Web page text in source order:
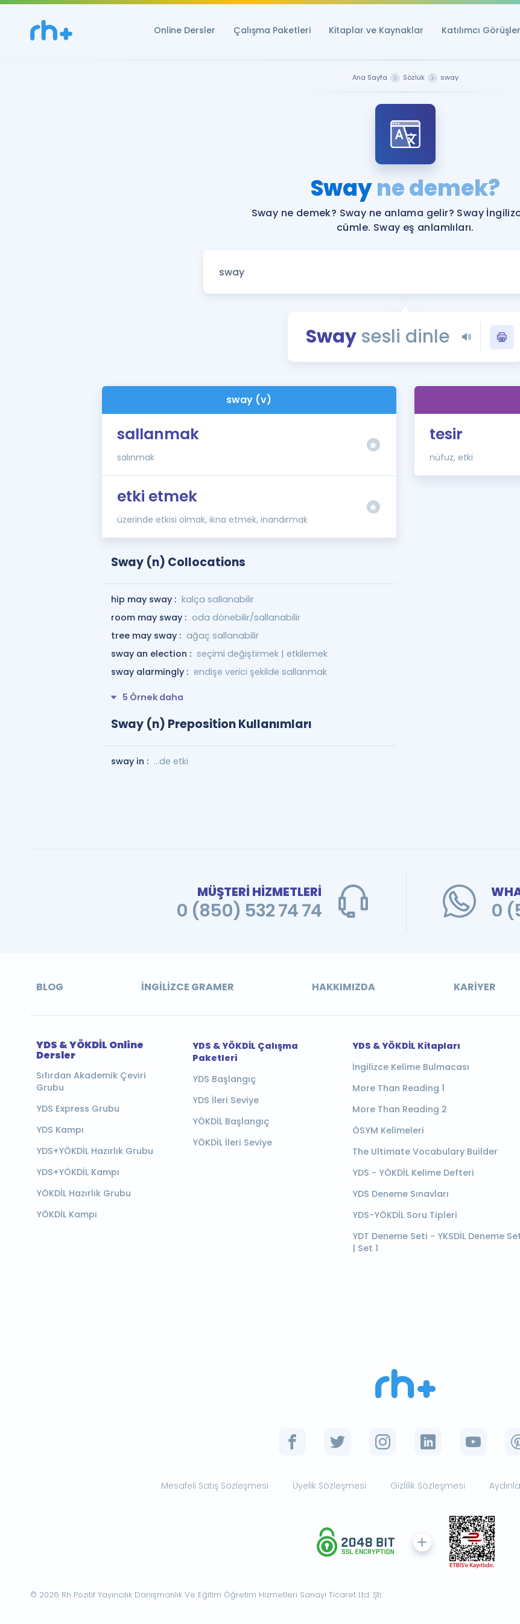
Online Dersler Çalışma Paketleri Kitaplar ve Kaynaklar Katılımcı
YDS ve
Rehberlik
YDS ve
Tüm ÖSYM
YDS -
İngilizce
Ana Sayfa Sözlük sway
Swayne demek?
Sway ne demek? Sway ne anlama gelir? Sway
cümle. Sway eş anlamlıları.
Swaysesli dinle
sway (v)
sallanmak
salınmak
etki etmek
üzerinde etkisi olmak, ikna etmek, inandırmak
Sway (n) Collocations
hip may sway : kalça sallanabilir
room may sway : oda dönebilir/sallanabilir
tree may sway : ağaç sallanabilir
sway an election : seçimi değiştirmek | etkilemek
sway alarmingly : endişe verici şekilde sallanmak
5 Örnek daha
Sway (n) Preposition Kullanımları
sway in : ...de etki
tesir
nüfuz, etki
MÜŞTERİ HİZMETLERİ
0 (850) 532 74 74 0
BLOG İNGILIZCE GRAMER HAKKIMIZDA KARIYER
YDS & YÖKDİL Online
Dersler
Sıfırdan Akademik Çeviri
Grubu
YDS Express Grubu
YDS Kampı
YDS+YÖKDİL Hazırlık Grubu
YDS+YÖKDİL Kampı
YÖKDİL Hazırlık Grubu
YÖKDİL Kampı
YDS & YÖKDİL Çalışma
Paketleri
YDS Başlangıç
YDS İleri Seviye
YÖKDİL Başlangıç
YÖKDİL İleri Seviye
YDS & YÖKDİL Kitapları
İngilizce Kelime Bulmacası
More Than Reading 1
More Than Reading 2
ÖSYM Kelimeleri
The Ultimate Vocabulary Builder
YDS - YÖKDİL Kelime Defteri
YDS Deneme Sınavları
YDS-YÖKDİL Soru Tipleri
YDT Deneme Seti - YKSDİL Deneme
| Set 1
Mesafeli Satış Sözleşmesi Üyelik Sözleşmesi Gizlilik Sözleşmesi
© 2026 Rh Pozitif Yayıncılık Danışmanlık Ve Eğitim Öğretim Hizmetleri Sanayi Ticaret Ltd. Şti.